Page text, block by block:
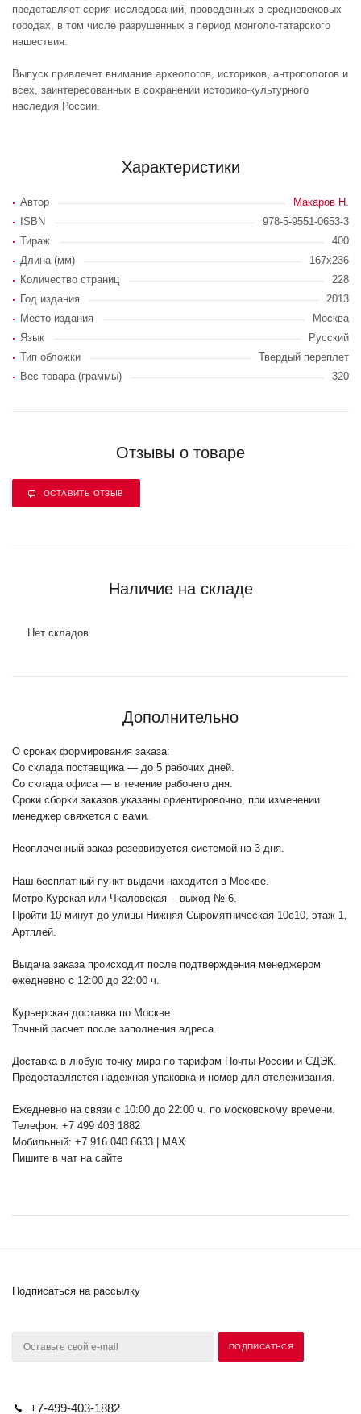
представляет серия исследований, проведенных в средневековых
городах, в том числе разрушенных в период монголо-татарского
нашествия.
Выпуск привлечет внимание археологов, историков, антропологов и
всех, заинтересованных в сохранении историко-культурного
наследия России.
Характеристики
Автор
Макаров Н.
ISBN
978-5-9551-0653-3
Тираж
400
Длина (мм)
167x236
Количество страниц
228
Год издания
2013
Место издания
Москва
Язык
Русский
Тип обложки
Твердый переплет
Вес товара (граммы)
320
Отзывы о товаре
ОСТАВИТЬ ОТЗЫВ
Наличие на складе
Нет складов
Дополнительно
О сроках формирования заказа:
Со склада поставщика — до 5 рабочих дней.
Со склада офиса — в течение рабочего дня.
Сроки сборки заказов указаны ориентировочно, при изменении
менеджер свяжется с вами.
Неоплаченный заказ резервируется системой на 3 дня.
Наш бесплатный пункт выдачи находится в Москве.
Метро Курская или Чкаловская - выход № 6.
Пройти 10 минут до улицы Нижняя Сыромятническая 10с10, этаж 1,
Артплей.
Выдача заказа происходит после подтверждения менеджером
ежедневно с 12:00 до 22:00 ч.
Курьерская доставка по Москве:
Точный расчет после заполнения адреса.
Доставка в любую точку мира по тарифам Почты России и СДЭК.
Предоставляется надежная упаковка и номер для отслеживания.
Ежедневно на связи с 10:00 до 22:00 ч. по московскому времени.
Телефон: +7 499 403 1882
Мобильный: +7 916 040 6633 | MAX
Пишите в чат на сайте
Подписаться на рассылку
+7-499-403-1882